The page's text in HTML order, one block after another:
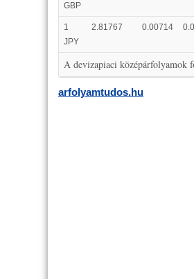
GBP
1
JPY
2.81767 0.00714
A devizapiaci középárfolyamok
arfolyamtudos.hu